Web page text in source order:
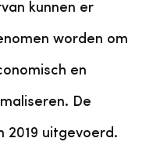
kunnen er
worden om
en
De
2019 uitgevoerd.